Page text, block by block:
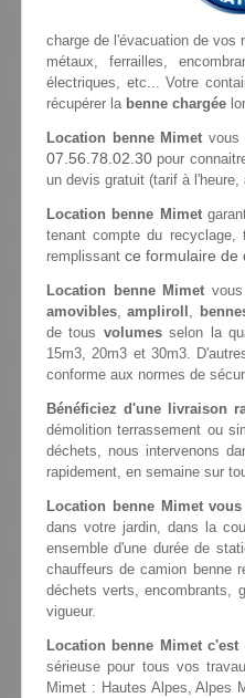
charge de l'évacuation de vos
métaux, ferrailles,
électriques, etc... Votre
récupérer la benne chargée
Location benne Mimet vous
07.56.78.02.30 pour
un devis gratuit (tarif à
Location benne Mimet
tenant compte du
remplissant ce formulaire de
Location benne Mimet
amovibles,ampliroll ,
de tous volumesselon la
15m3, 20m3 et 30m3.
conforme aux normes de
Bénéficiez d'une livraison
démolition terrassement ou
déchets, nous intervenons
rapidement, en semaine sur
Location benne Mimet
dans votre jardin, dans la
ensemble d'une durée de
chauffeurs de camion benne
déchets verts, encombrants,
vigueur.
Location benne Mimet
sérieuse pour tous vos
Mimet : Hautes Alpes, Alpes